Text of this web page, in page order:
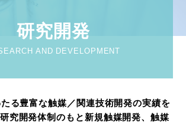
研究開発
AND DEVELOPMENT
る豊富な触媒／関連技術開発の実績を
究開発体制のもと新規触媒開発、触媒